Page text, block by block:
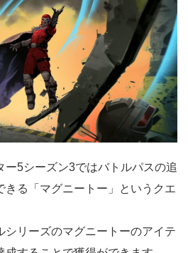
ー5シーズン3ではバトルパスの追
きる「マグニートー」というクエ
シリーズのマグニートーのアイテ